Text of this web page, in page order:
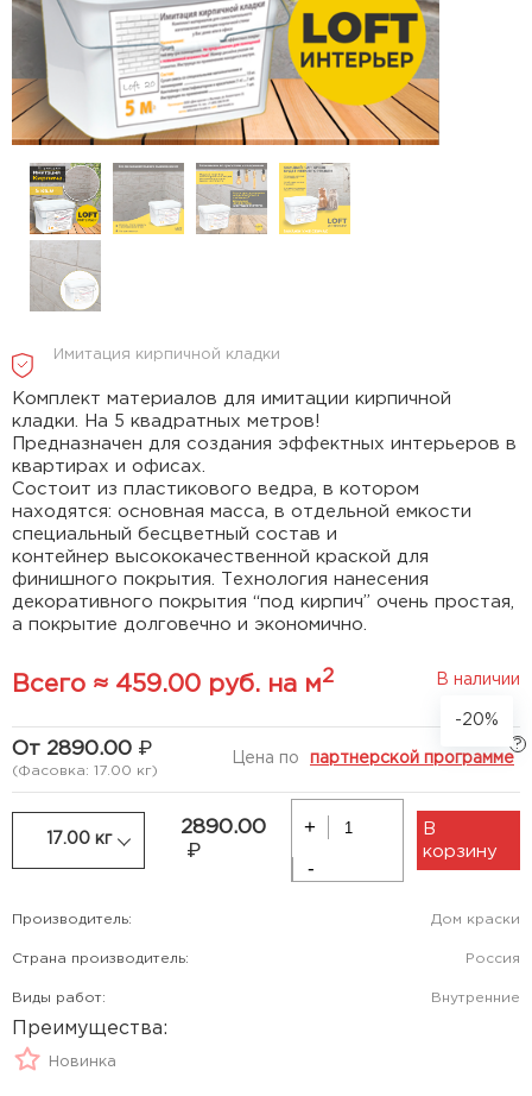
Имитация кирпичной кладки
Комплект материалов для имитации кирпичной
кладки. На 5 квадратных метров!
Предназначен для создания эффектных интерьеров в
квартирах и офисах.
Состоит из пластикового ведра, в котором
находятся: основная масса, в отдельной емкости
специальный бесцветный состав и
контейнер высококачественной краской для
финишного покрытия. Технология нанесения
декоративного покрытия “под кирпич” очень простая,
а покрытие долговечно и экономично.
Всего ≈ 459.00 руб. на м2 В наличии
От 2890.00
(Фасовка: 17.00 кг)
Цена по партнерской программе
?
-20%
17.00 кг
2890.00
+
-
В
корзину
Производитель: Дом краски
Страна производитель: Россия
Виды работ: Внутренние
Преимущества:
Новинка